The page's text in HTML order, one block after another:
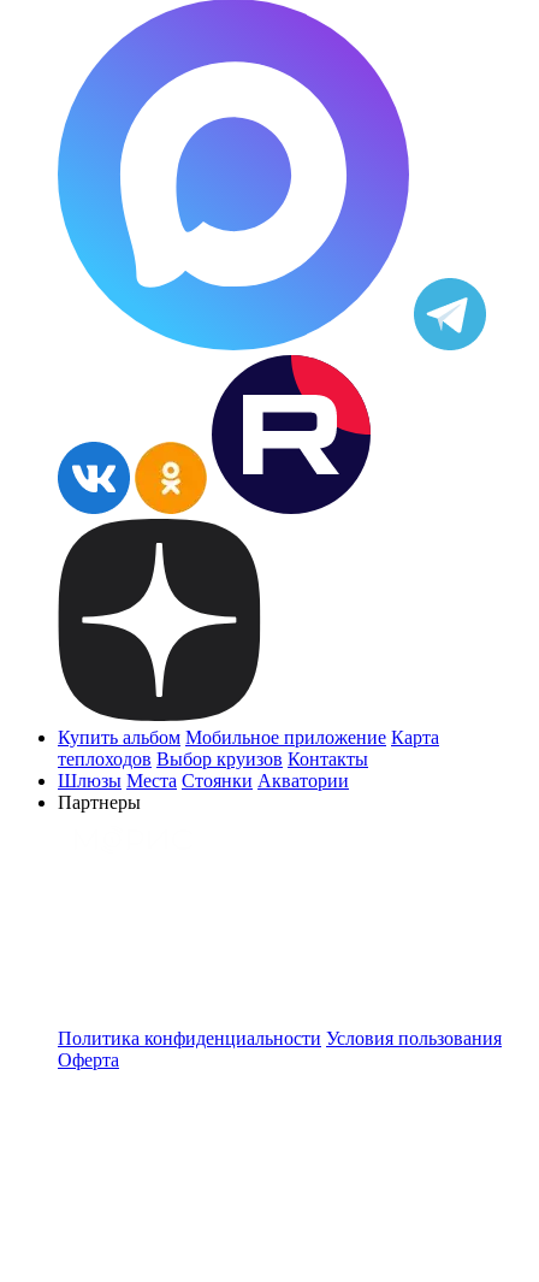
Купить альбом Мобильное приложение Карта
теплоходов Выбор круизов Контакты
Шлюзы Места Стоянки Акватории
Партнеры
Политика конфиденциальности Условия пользования
Оферта